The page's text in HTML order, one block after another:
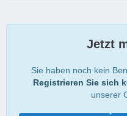
Jetzt
Sie haben noch kein
Registrieren Sie sich
unserer